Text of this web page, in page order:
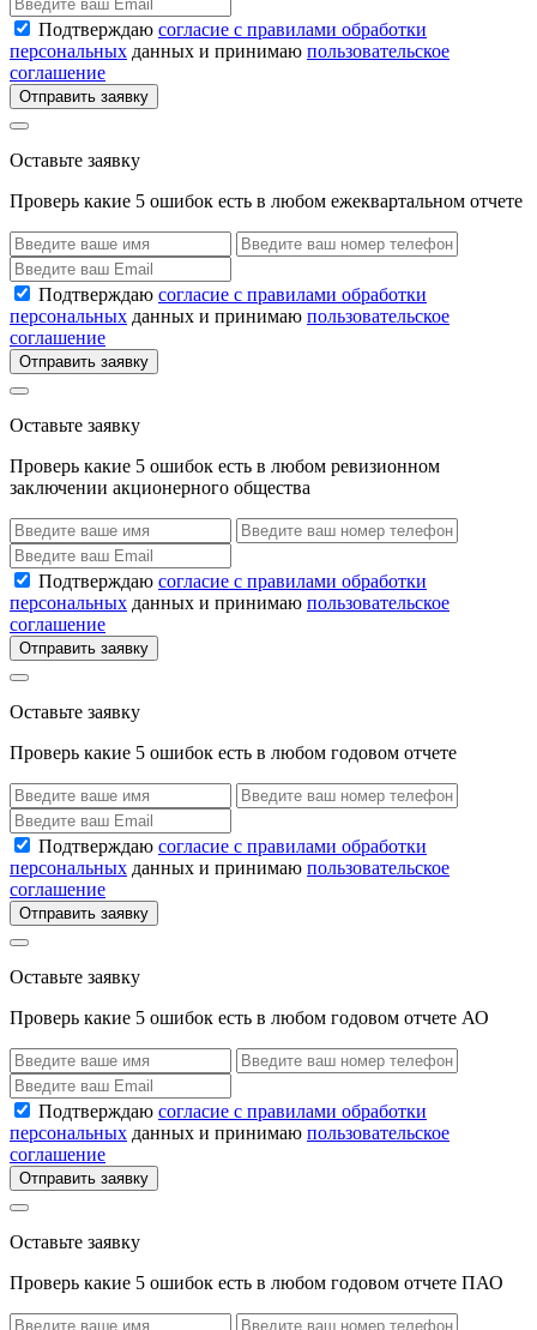
Подтверждаю согласие с правилами обработки
персональных данных и принимаю пользовательское
соглашение
Отправить заявку
Оставьте заявку
Проверь какие 5 ошибок есть в любом ежеквартальном отчете
Подтверждаю согласие с правилами обработки
персональных данных и принимаю пользовательское
соглашение
Отправить заявку
Оставьте заявку
Проверь какие 5 ошибок есть в любом ревизионном
заключении акционерного общества
Подтверждаю согласие с правилами обработки
персональных данных и принимаю пользовательское
соглашение
Отправить заявку
Оставьте заявку
Проверь какие 5 ошибок есть в любом годовом отчете
Подтверждаю согласие с правилами обработки
персональных данных и принимаю пользовательское
соглашение
Отправить заявку
Оставьте заявку
Проверь какие 5 ошибок есть в любом годовом отчете АО
Подтверждаю согласие с правилами обработки
персональных данных и принимаю пользовательское
соглашение
Отправить заявку
Оставьте заявку
Проверь какие 5 ошибок есть в любом годовом отчете ПАО